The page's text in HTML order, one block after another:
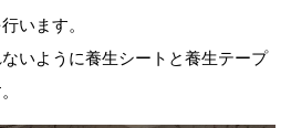
います。
いように養生シートと養生テープ